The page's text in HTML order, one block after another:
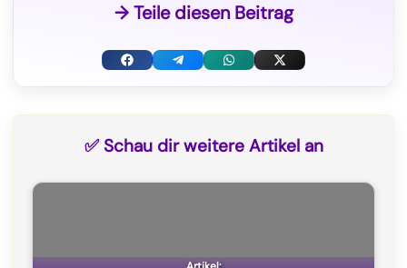
→ Teile diesen Beitrag
F
o
T
a
W
p
X
T
t
✅ Schau dir weitere Artikel an